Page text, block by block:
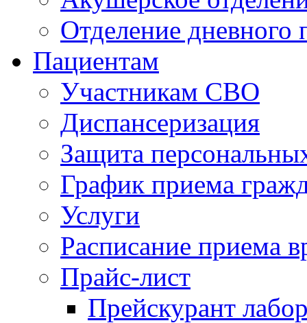
Отделение дневного
Пациентам
Участникам СВО
Диспансеризация
Защита
График приема
Услуги
Расписание приема
Прайс-лист
Прейскурант